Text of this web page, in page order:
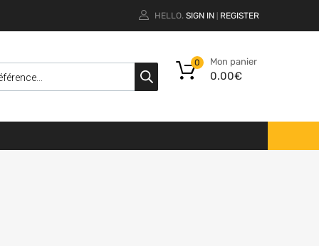
HELLO. SIGN IN REGISTER
Mon panier
0.00€
0